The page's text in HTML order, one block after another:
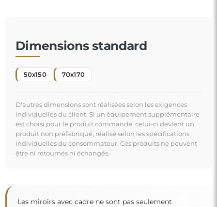
Dimensions standard
50x150 70x170
D'autres dimensions sont réalisées selon les exigences
individuelles du client. Si un équipement supplémentaire
est choisi pour le produit commandé, celui-ci devient un
produit non préfabriqué, réalisé selon les spécifications
individuelles du consommateur. Ces produits ne peuvent
être ni retournés ni échangés.
Les miroirs avec cadre ne sont pas seulement